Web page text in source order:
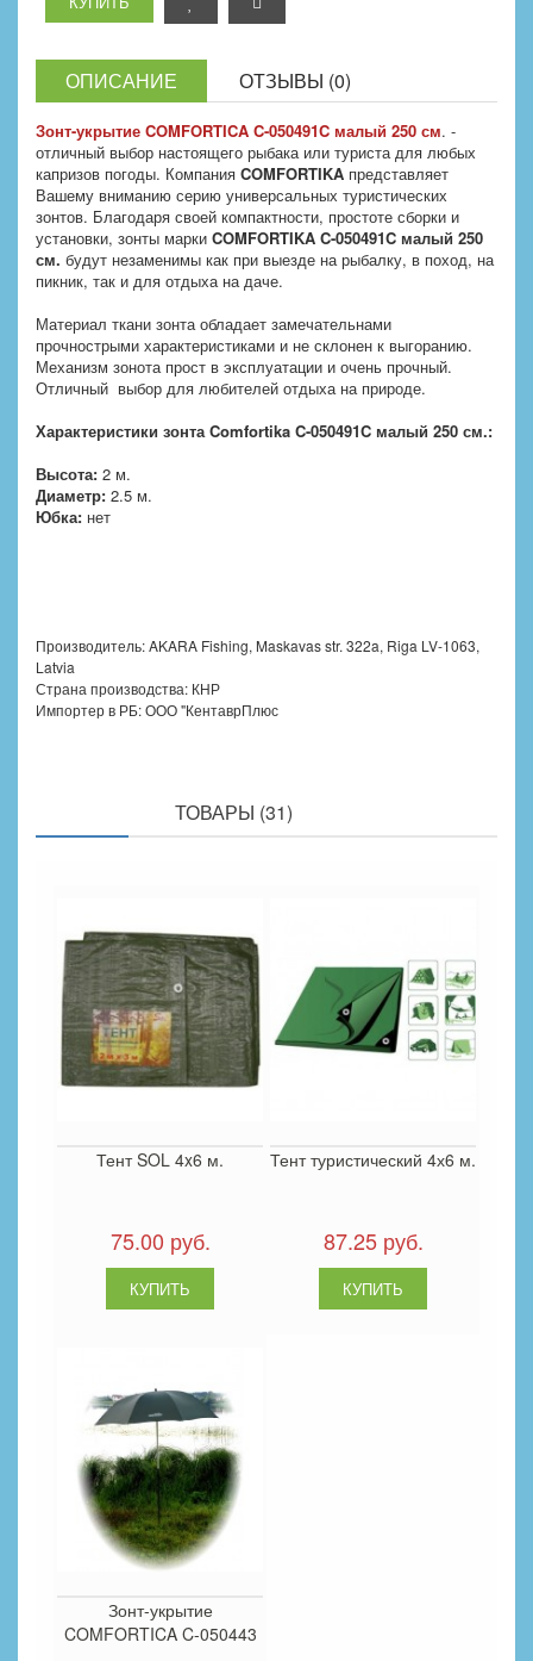
ОПИСАНИЕ ОТЗЫВЫ (0)
Зонт-укрытие COMFORTICA C-050491C малый 250 см. -
отличный выбор настоящего рыбака или туриста для любых
капризов погоды. Компания COMFORTIKA представляет
Вашему вниманию серию универсальных туристических
зонтов. Благодаря своей компактности, простоте сборки и
установки, зонты марки COMFORTIKA C-050491C малый 250
см. будут незаменимы как при выезде на рыбалку, в поход, на
пикник, так и для отдыха на даче.
Материал ткани зонта обладает замечательнами
прочнострыми характеристиками и не склонен к выгоранию.
Механизм зонота прост в эксплуатации и очень прочный.
Отличный выбор для любителей отдыха на природе.
Характеристики зонта Comfortika C-050491C малый 250 см.:
Высота: 2 м.
Диаметр: 2.5 м.
Юбка: нет
Производитель: AKARA Fishing, Maskavas str. 322a, Riga LV-1063,
Latvia
Страна производства: КНР
Импортер в РБ: ООО "КентаврПлюс
ТОВАРЫ (31)
Тент SOL 4x6 м.
75.00 руб.
Тент туристический 4х6 м.
87.25 руб.
Зонт-укрытие
COMFORTICA C-050443